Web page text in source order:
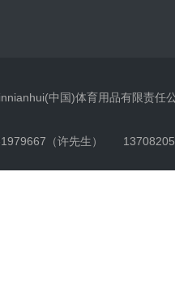
中国)体育用品有限责任
（许先生）